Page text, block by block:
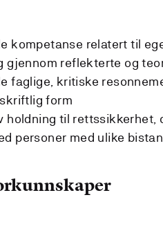
kompetanse relatert til
gjennom reflekterte og
faglige, kritiske
form
holdning til rettssikkerhet,
personer med ulike